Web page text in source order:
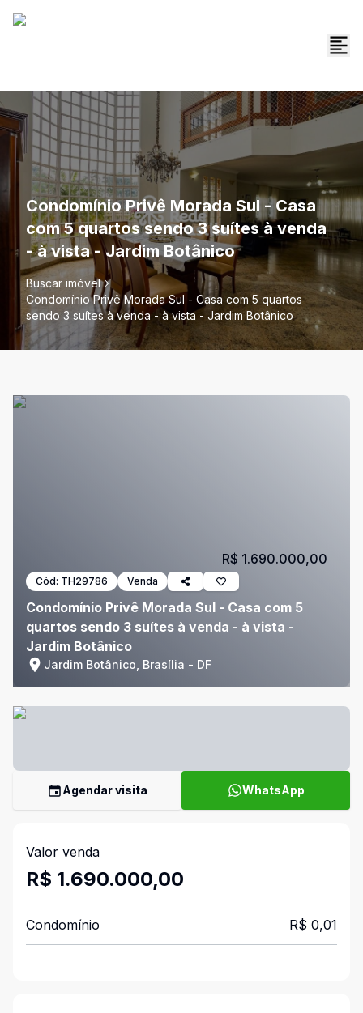
Condomínio Privê Morada Sul - Casa
com 5 quartos sendo 3 suítes à venda
- à vista - Jardim Botânico
Buscar imóvel
Condomínio Privê Morada Sul - Casa com 5 quartos
sendo 3 suítes à venda - à vista - Jardim Botânico
Cód: TH29786 Venda
Condomínio Privê Morada Sul - Casa com 5
quartos sendo 3 suítes à venda - à vista -
Jardim Botânico
Jardim Botânico, Brasília - DF
R$ 1.690.000,00
Agendar visita WhatsApp
Valor venda
R$ 1.690.000,00
Condomínio R$ 0,01